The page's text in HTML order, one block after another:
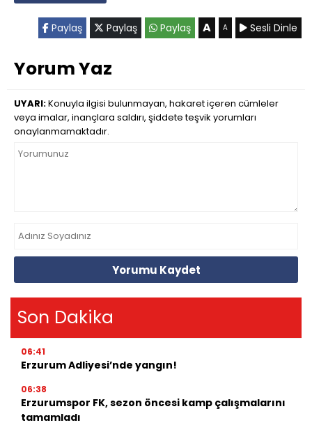
Paylaş Paylaş Paylaş A A Sesli Dinle
Yorum Yaz
UYARI:Konuyla ilgisi bulunmayan, hakaret içeren cümleler
veya imalar, inançlara saldırı, şiddete teşvik yorumları
onaylanmamaktadır.
Yorumu Kaydet
Son Dakika
06:41
Erzurum Adliyesi’nde yangın!
06:38
Erzurumspor FK, sezon öncesi kamp çalışmalarını
tamamladı